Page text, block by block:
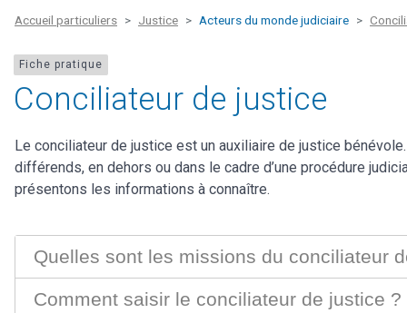
Accueil particuliers Justice Acteurs du monde judiciaire
Fiche pratique
Conciliateur de justice
Le conciliateur de justice est un auxiliaire de justice
différends, en dehors ou dans le cadre d’une procédure
présentons les informations à connaître.
Quelles sont les missions du conciliateur
Comment saisir le conciliateur de justice ?